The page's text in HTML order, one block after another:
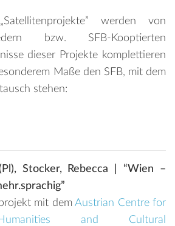
werden von
bzw. SFB-Kooptierten
dieser Projekte komplettieren
Maße den SFB, mit dem
stehen:
Stocker, Rebecca | “Wien –
mit demAustrian Centre for
and Cultural